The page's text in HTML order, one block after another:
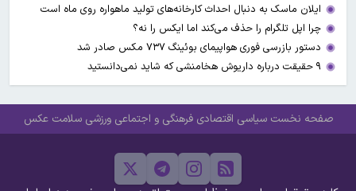
ایلان ماسک به دنبال احداث کارخانه‌های تولید ماهواره روی ماه است
چرا اپل تلگرام را حذف می‌کند اما ایکس را نه؟
دستور بازرسی فوری هواپیمای بوئینگ ۷۳۷ مکس صادر شد
۹ حقیقت درباره داریوش هخامنشی که شاید نمی‌دانستید
صفحه نخست سیاسی اقتصادی فرهنگی و اجتماعی ورزشی سلامت عکس